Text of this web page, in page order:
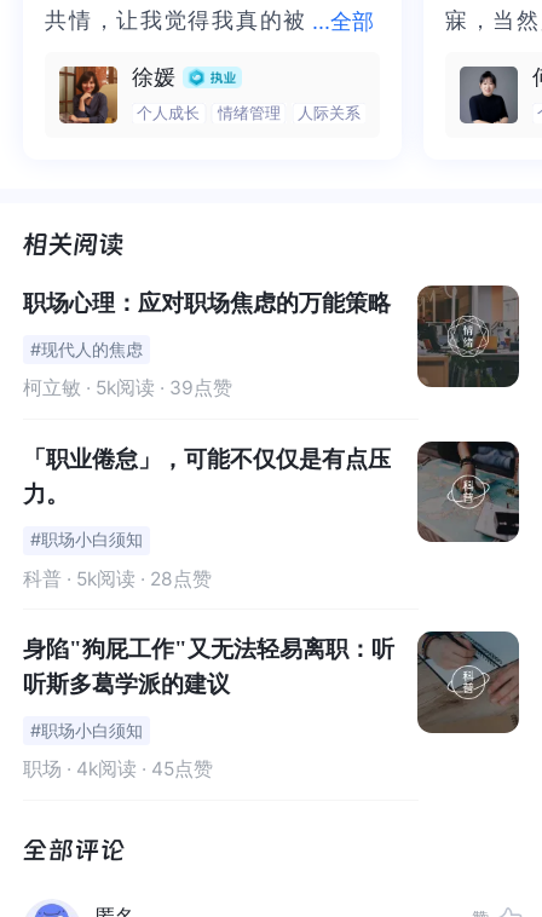
晨一点时的下班路上猝死。大概过了一周左右，拼XX的另
联想起曾经富XX的十八连跳，这引起了代表委员的重视，
去年底，还有拼XX员工爆料，公司软性暗示员工需要工作
300-380小时每月，没有达到就会被谈话问是否工作不饱
上的伤害？如何在长时工作中自我调节？企业应该给高负
荷的工作岗位什么样的保障？
我们可以稍微换算一下，300小时换算成30天，就是一个
仅大大超过了国家法定的每天8小时每周休息2天的工作量
——那是160小时，300-380小时已经接近甚至超过了2个
人的满工作量。甚至连臭名昭著的996工作方法，也达不
到这样的工作量——换算过来，那是288小时。
可想而知会对心理造成什么样的伤害了。再想想前些年“富
...全部
共情，让我觉得我真的被
一部分未处理的情绪被注意到了，
而且当咨询师准确说出我当时的情
觉轻快了很多，感觉轻松了。很感
谢咨询师姐姐！
共情，让我觉得我真的被抱住了。
处理的情绪被注意到了，而且当咨
询师准确说出我当时的情绪，我感
了很多，感觉轻松了。很感谢咨询
师姐姐！
徐媛
个人成长 情绪管理 人际关系
寐，当
来，觉
再困于
寐，当然
不必再
梏，更
职场心理：应对职场焦虑的万能策略
#现代人的焦虑
柯立敏 · 5k阅读 · 39点赞
「职业倦怠」，可能不仅仅是有点压
力。
#职场小白须知
科普 · 5k阅读 · 28点赞
身陷"狗屁工作"又无法轻易离职：听
听斯多葛学派的建议
#职场小白须知
职场 · 4k阅读 · 45点赞